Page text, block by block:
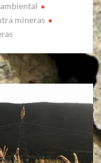
mineras